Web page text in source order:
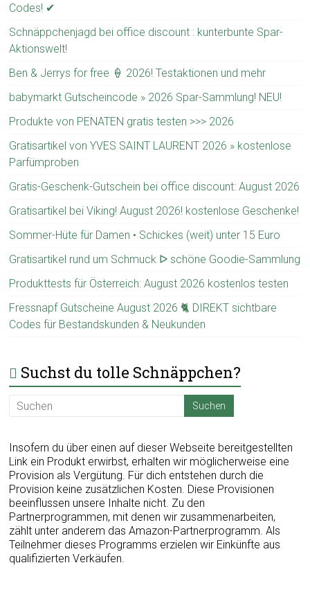
Codes! ✔
Schnäppchenjagd bei office discount : kunterbunte Spar-
Aktionswelt!
Ben & Jerrys for free 🍦 2026! Testaktionen und mehr
babymarkt Gutscheincode » 2026 Spar-Sammlung! NEU!
Produkte von PENATEN gratis testen >>> 2026
Gratisartikel von YVES SAINT LAURENT 2026 » kostenlose
Parfümproben
Gratis-Geschenk-Gutschein bei office discount: August 2026
Gratisartikel bei Viking! August 2026! kostenlose Geschenke!
Sommer-Hüte für Damen • Schickes (weit) unter 15 Euro
Gratisartikel rund um Schmuck ᐅ schöne Goodie-Sammlung
Produkttests für Österreich: August 2026 kostenlos testen
Fressnapf Gutscheine August 2026 🐈 DIREKT sichtbare
Codes für Bestandskunden & Neukunden
Suchst du tolle Schnäppchen?
Insofern du über einen auf dieser Webseite bereitgestellten
Link ein Produkt erwirbst, erhalten wir möglicherweise eine
Provision als Vergütung. Für dich entstehen durch die
Provision keine zusätzlichen Kosten. Diese Provisionen
beeinflussen unsere Inhalte nicht. Zu den
Partnerprogrammen, mit denen wir zusammenarbeiten,
zählt unter anderem das Amazon-Partnerprogramm. Als
Teilnehmer dieses Programms erzielen wir Einkünfte aus
qualifizierten Verkäufen.